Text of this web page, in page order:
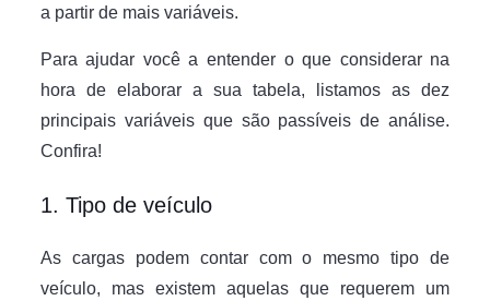
a partir de mais variáveis.
Para ajudar você a entender o que considerar na
hora de elaborar a sua tabela, listamos as dez
principais variáveis que são passíveis de análise.
Confira!
1. Tipo de veículo
As cargas podem contar com o mesmo tipo de
veículo, mas existem aquelas que requerem um